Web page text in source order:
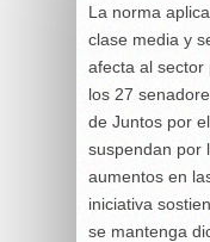
La norma
clase media y
afecta al sector
los 27
de Juntos por
suspendan por
aumentos en
iniciativa
se mantenga